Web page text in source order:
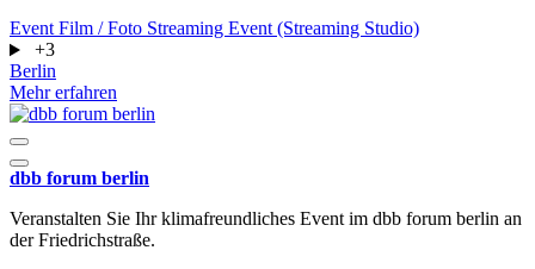
Event Film / Foto Streaming Event (Streaming Studio)
+3
Berlin
Mehr erfahren
dbb forum berlin
Veranstalten Sie Ihr klimafreundliches Event im dbb forum berlin an
der Friedrichstraße.